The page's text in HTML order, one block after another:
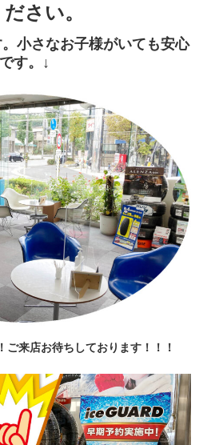
さい。
小さなお子様がいても安心
です。↓
ご来店お待ちしております！！！